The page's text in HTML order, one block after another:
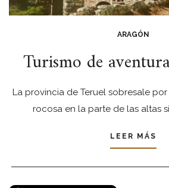
ARAGÓN
Turismo de
La provincia de Teruel sobresale
rocosa en la parte de las altas
LEER MÁS